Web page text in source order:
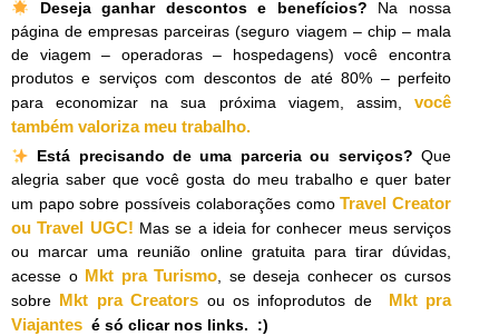
Deseja ganhar descontos e benefícios? Na nossa
página de empresas parceiras (seguro viagem – chip – mala
de viagem – operadoras – hospedagens) você encontra
produtos e serviços com descontos de até 80% – perfeito
para economizar na sua próxima viagem, assim, você
também valoriza meu trabalho.
Está precisando de uma parceria ou serviços? Que
alegria saber que você gosta do meu trabalho e quer bater
um papo sobre possíveis colaborações comoTravel Creator
ou Travel UGC! Mas se a ideia for conhecer meus serviços
ou marcar uma reunião online gratuita para tirar dúvidas,
acesse o Mkt pra Turismo , se deseja conhecer os cursos
sobre Mkt pra Creators ou os infoprodutos de
Mkt pra
Viajantes é só clicar nos links. :)